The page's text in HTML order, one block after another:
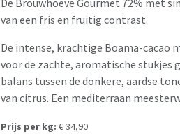
van een fris en fruitig contrast.
De intense, krachtige Boama-cacao
voor de zachte, aromatische stukjes
balans tussen de donkere, aardse
van citrus. Een mediterraan
Prijs per kg: € 34,90